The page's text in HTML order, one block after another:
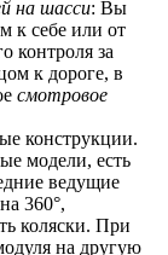
на шасси: Вы
к себе или от
контроля за
к дороге, в
смотровое
конструкции.
модели, есть
ведущие
360°,
коляски. При
на другую